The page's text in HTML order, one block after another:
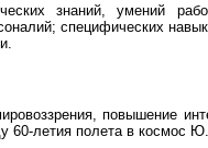
знаний, умений
специфических
повышение
60-летия полета в космос